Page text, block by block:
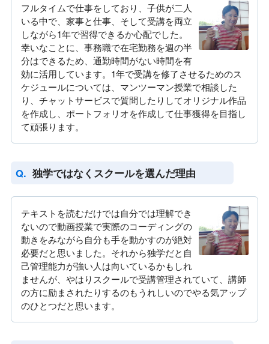
フルタイムで仕事をしており、子供が二人
いる中で、家事と仕事、そして受講を両立
しながら1年で習得できるか心配でした。
幸いなことに、事務職で在宅勤務を週の半
分はできるため、通勤時間がない時間を有
効に活用しています。1年で受講を修了させるためのス
ケジュールについては、マンツーマン授業で相談した
り、チャットサービスで質問したりしてオリジナル作品
を作成し、ポートフォリオを作成して仕事獲得を目指し
て頑張ります。
独学ではなくスクールを選んだ理由
テキストを読むだけでは自分では理解でき
ないので動画授業で実際のコーディングの
動きをみながら自分も手を動かすのが絶対
必要だと思いました。それから独学だと自
己管理能力が強い人は向いているかもしれ
ませんが、やはりスクールで受講管理されていて、講師
の方に励まされたりするのもうれしいのでやる気アップ
のひとつだと思います。